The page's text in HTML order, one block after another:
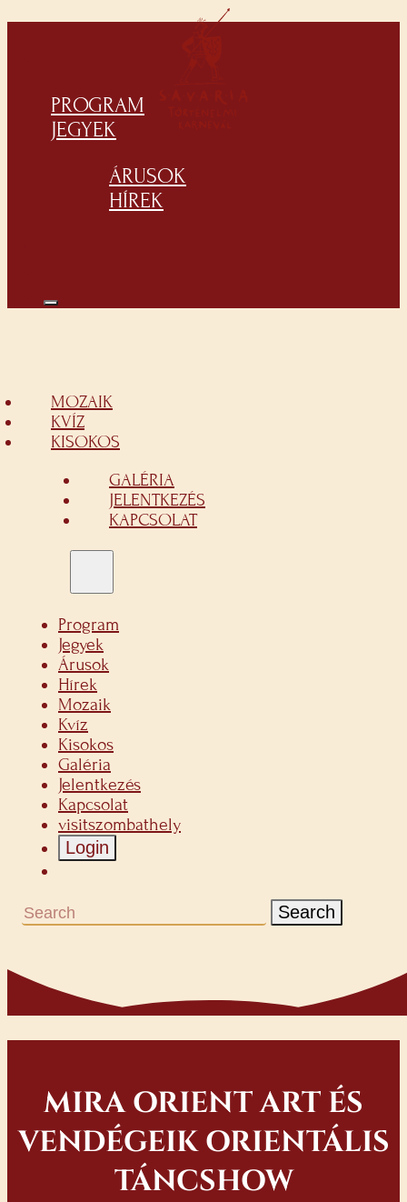
PROGRAM
JEGYEK
ÁRUSOK
HÍREK
MOZAIK
KVÍZ
KISOKOS
GALÉRIA
JELENTKEZÉS
KAPCSOLAT
Program
Jegyek
Árusok
Hírek
Mozaik
Kvíz
Kisokos
Galéria
Jelentkezés
Kapcsolat
visitszombathely
Login
Search
MIRA ORIENT ART ÉS
VENDÉGEIK ORIENTÁLIS
TÁNCSHOW